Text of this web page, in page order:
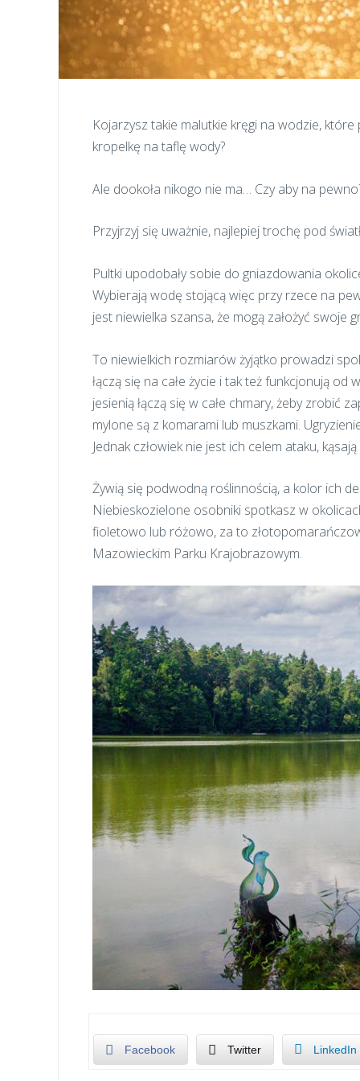
Kojarzysz takie malutkie kręgi na wodzie, które
kropelkę na taflę wody?
Ale dookoła nikogo nie ma… Czy aby na
Przyjrzyj się uważnie, najlepiej trochę pod
Pultki upodobały sobie do gniazdowania
Wybierają wodę stojącą więc przy rzece na
jest niewielka szansa, że mogą założyć swoje
To niewielkich rozmiarów żyjątko prowadzi
łączą się na całe życie i tak też funkcjonują od
jesienią łączą się w całe chmary, żeby zrobić
mylone są z komarami lub muszkami.
Jednak człowiek nie jest ich celem ataku,
Żywią się podwodną roślinnością, a kolor ich
Niebieskozielone osobniki spotkasz w
fioletowo lub różowo, za to
Mazowieckim Parku Krajobrazowym.
Facebook Twitter LinkedIn